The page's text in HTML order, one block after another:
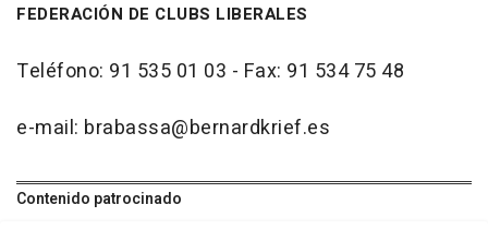
FEDERACIÓN DE CLUBS LIBERALES
Teléfono: 91 535 01 03 - Fax: 91 534 75 48
e-mail: brabassa@bernardkrief.es
Contenido patrocinado